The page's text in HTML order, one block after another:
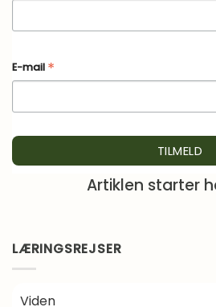
E-mail *
Artiklen starter
LÆRINGSREJSER
Viden